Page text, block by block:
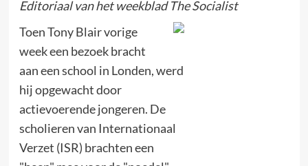
Editoriaal van het weekblad The Socialist
Toen Tony Blair vorige
week een bezoek bracht
aan een school in Londen, werd
hij opgewacht door
actievoerende jongeren. De
scholieren van Internationaal
Verzet (ISR) brachten een